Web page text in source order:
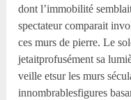
dont l’immobilité
spectateur comparait
ces murs de pierre. Le
jetaitprofusément sa
veille etsur les murs
innombrablesfigures